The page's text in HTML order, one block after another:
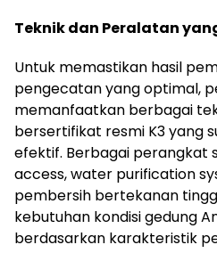
Teknik dan Peralatan
Untuk memastikan hasil
pengecatan yang optimal,
memanfaatkan berbagai
bersertifikat resmi K3 yang
efektif. Berbagai perangkat
access, water purification
pembersih bertekanan
kebutuhan kondisi gedung
berdasarkan karakteristik